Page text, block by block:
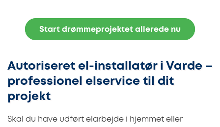
Start drømmeprojektet allerede nu
Autoriseret el-installatør i Varde –
professionel elservice til dit
projekt
Skal du have udført elarbejde i hjemmet eller